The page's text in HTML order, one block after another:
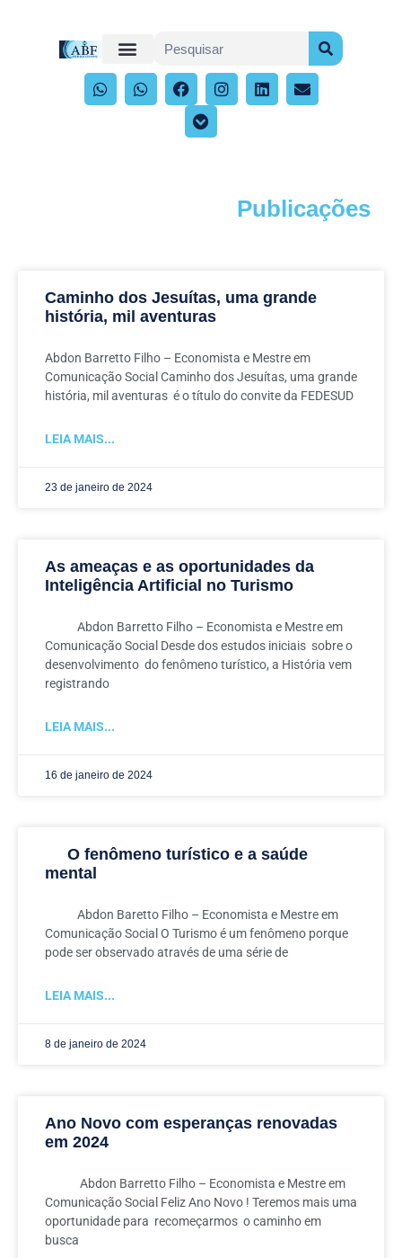
Publicações
Caminho dos Jesuítas, uma grande
história, mil aventuras
Abdon Barretto Filho – Economista e Mestre em
Comunicação Social Caminho dos Jesuítas, uma grande
história, mil aventuras é o título do convite da FEDESUD
LEIA MAIS...
23 de janeiro de 2024
As ameaças e as oportunidades da
Inteligência Artificial no Turismo
Abdon Barretto Filho – Economista e Mestre em
Comunicação Social Desde dos estudos iniciais sobre o
desenvolvimento do fenômeno turístico, a História vem
registrando
LEIA MAIS...
16 de janeiro de 2024
O fenômeno turístico e a saúde
mental
Abdon Baretto Filho – Economista e Mestre em
Comunicação Social O Turismo é um fenômeno porque
pode ser observado através de uma série de
LEIA MAIS...
8 de janeiro de 2024
Ano Novo com esperanças renovadas
em 2024
Abdon Barretto Filho – Economista e Mestre em
Comunicação Social Feliz Ano Novo ! Teremos mais uma
oportunidade para recomeçarmos o caminho em
busca